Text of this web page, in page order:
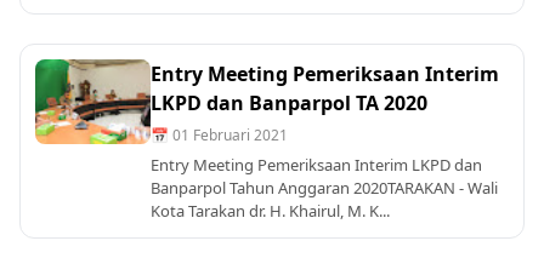
Entry Meeting Pemeriksaan Interim
LKPD dan Banparpol TA 2020
📅 01 Februari 2021
Entry Meeting Pemeriksaan Interim LKPD dan
Banparpol Tahun Anggaran 2020TARAKAN - Wali
Kota Tarakan dr. H. Khairul, M. K...